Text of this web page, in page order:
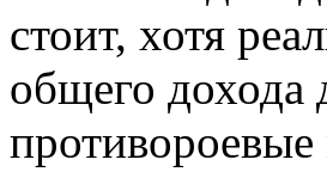
стоит, хотя
общего дохода